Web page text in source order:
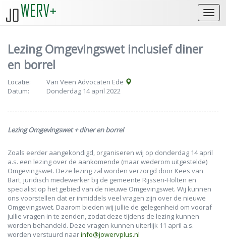
Lezing Omgevingswet inclusief diner
en borrel
Locatie:
Van Veen Advocaten Ede
Datum:
Donderdag 14 april 2022
Lezing Omgevingswet + diner en borrel
Zoals eerder aangekondigd, organiseren wij op donderdag 14 april
a.s. een lezing over de aankomende (maar wederom uitgestelde)
Omgevingswet. Deze lezing zal worden verzorgd door Kees van
Bart, juridisch medewerker bij de gemeente Rijssen-Holten en
specialist op het gebied van de nieuwe Omgevingswet. Wij kunnen
ons voorstellen dat er inmiddels veel vragen zijn over de nieuwe
Omgevingswet. Daarom bieden wij jullie de gelegenheid om vooraf
jullie vragen in te zenden, zodat deze tijdens de lezing kunnen
worden behandeld. Deze vragen kunnen uiterlijk 11 april a.s.
worden verstuurd naarinfo@jowervplus.nl